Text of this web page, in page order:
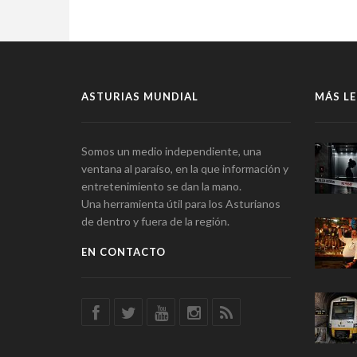
ASTURIAS MUNDIAL
Somos un medio independiente, una
ventana al paraíso, en la que información y
entretenimiento se dan la mano.
Una herramienta útil para los Asturianos
de dentro y fuera de la región.
EN CONTACTO
MÁS